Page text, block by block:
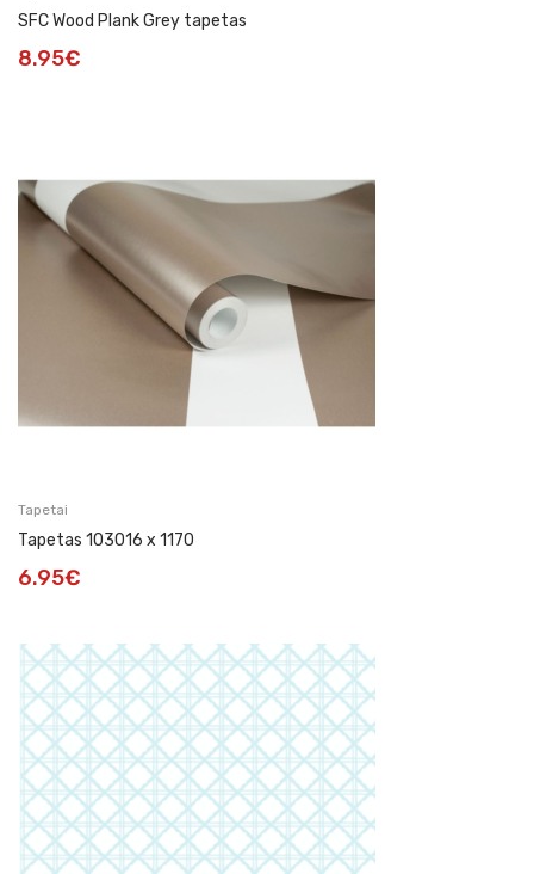
SFC Wood Plank Grey tapetas
8.95€
Tapetai
Tapetas 103016 x 1170
6.95€